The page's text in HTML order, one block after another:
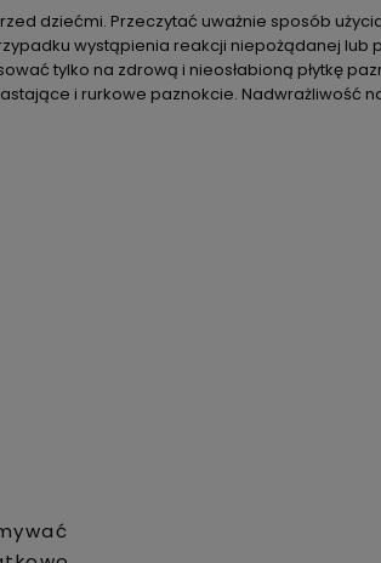
dziećmi. Przeczytać uważnie sposób
wystąpienia reakcji niepożądanej lub
tylko na zdrową i nieosłabioną płytkę
i rurkowe paznokcie. Nadwrażliwość